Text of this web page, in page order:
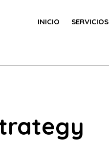
INICIO SERVICIOS